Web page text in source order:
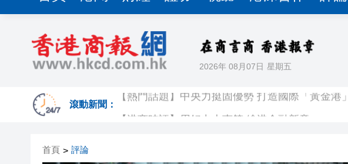
2026年 08月07日 星期五
滾動新聞：
人行：要繼續實施適度寬鬆的貨幣政策
【港事講場】以五年規劃思維訂立產教融合KPI
【港商時評】用好中央惠策 繪港金融新章
首頁 > 評論